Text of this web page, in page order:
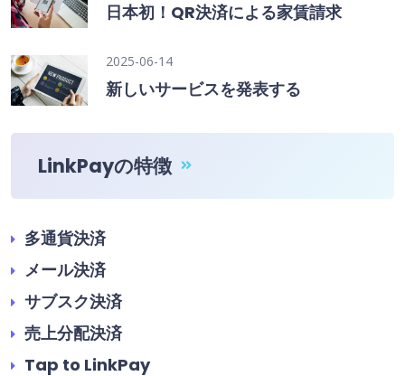
日本初！QR決済による家賃請求
2025-06-14
新しいサービスを発表する
LinkPayの特徴
多通貨決済
メール決済
サブスク決済
売上分配決済
Tap to LinkPay